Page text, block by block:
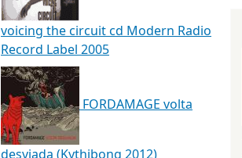
voicing the circuit cd Modern Radio
Record Label 2005
FORDAMAGE volta
desviada (Kythibong 2012)